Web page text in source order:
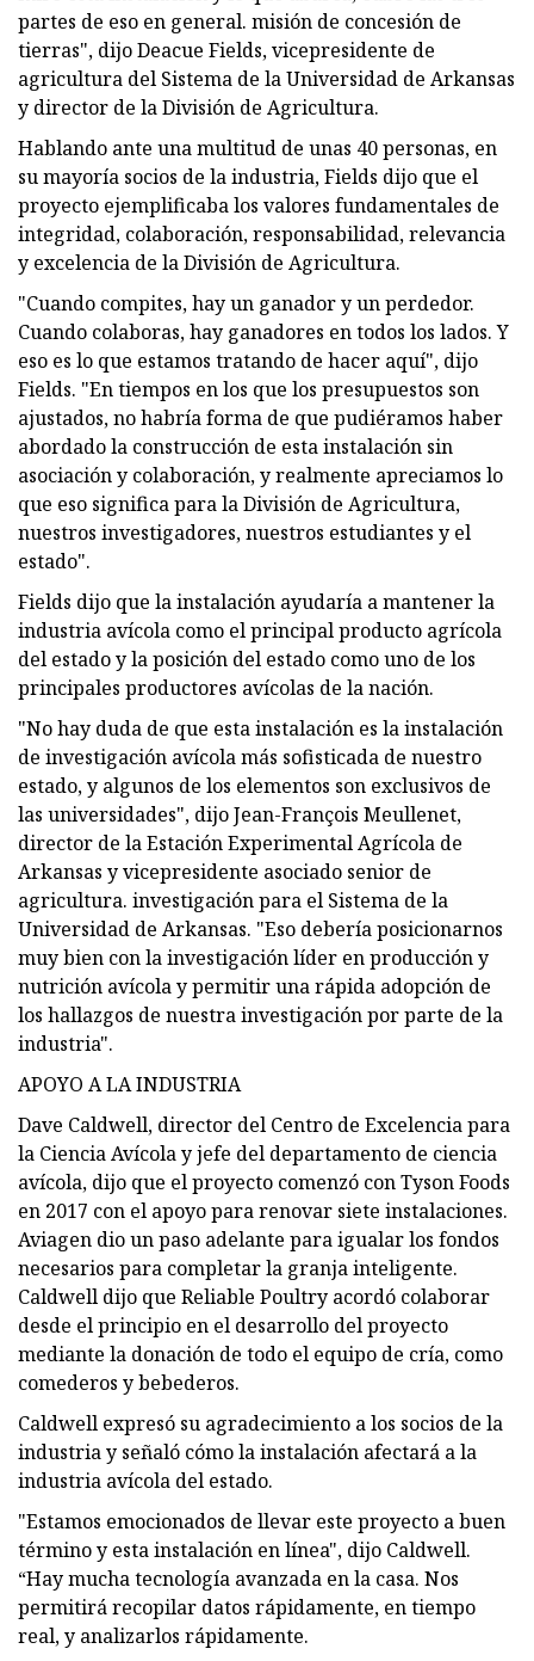
partes de eso en general. misión de concesión de
tierras", dijo Deacue Fields, vicepresidente de
agricultura del Sistema de la Universidad de Arkansas
y director de la División de Agricultura.
Hablando ante una multitud de unas 40 personas, en
su mayoría socios de la industria, Fields dijo que el
proyecto ejemplificaba los valores fundamentales de
integridad, colaboración, responsabilidad, relevancia
y excelencia de la División de Agricultura.
"Cuando compites, hay un ganador y un perdedor.
Cuando colaboras, hay ganadores en todos los lados. Y
eso es lo que estamos tratando de hacer aquí", dijo
Fields. "En tiempos en los que los presupuestos son
ajustados, no habría forma de que pudiéramos haber
abordado la construcción de esta instalación sin
asociación y colaboración, y realmente apreciamos lo
que eso significa para la División de Agricultura,
nuestros investigadores, nuestros estudiantes y el
estado".
Fields dijo que la instalación ayudaría a mantener la
industria avícola como el principal producto agrícola
del estado y la posición del estado como uno de los
principales productores avícolas de la nación.
"No hay duda de que esta instalación es la instalación
de investigación avícola más sofisticada de nuestro
estado, y algunos de los elementos son exclusivos de
las universidades", dijo Jean-François Meullenet,
director de la Estación Experimental Agrícola de
Arkansas y vicepresidente asociado senior de
agricultura. investigación para el Sistema de la
Universidad de Arkansas. "Eso debería posicionarnos
muy bien con la investigación líder en producción y
nutrición avícola y permitir una rápida adopción de
los hallazgos de nuestra investigación por parte de la
industria".
APOYO A LA INDUSTRIA
Dave Caldwell, director del Centro de Excelencia para
la Ciencia Avícola y jefe del departamento de ciencia
avícola, dijo que el proyecto comenzó con Tyson Foods
en 2017 con el apoyo para renovar siete instalaciones.
Aviagen dio un paso adelante para igualar los fondos
necesarios para completar la granja inteligente.
Caldwell dijo que Reliable Poultry acordó colaborar
desde el principio en el desarrollo del proyecto
mediante la donación de todo el equipo de cría, como
comederos y bebederos.
Caldwell expresó su agradecimiento a los socios de la
industria y señaló cómo la instalación afectará a la
industria avícola del estado.
"Estamos emocionados de llevar este proyecto a buen
término y esta instalación en línea", dijo Caldwell.
“Hay mucha tecnología avanzada en la casa. Nos
permitirá recopilar datos rápidamente, en tiempo
real, y analizarlos rápidamente.